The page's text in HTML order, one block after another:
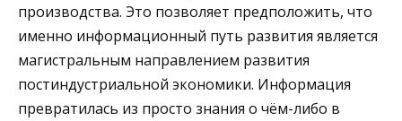
производства. Это позволяет предположить, что
именно информационный путь развития является
магистральным на­правлением развития
постиндустриальной экономики. Инфор­мация
превратилась из просто знания о чём­-либо в